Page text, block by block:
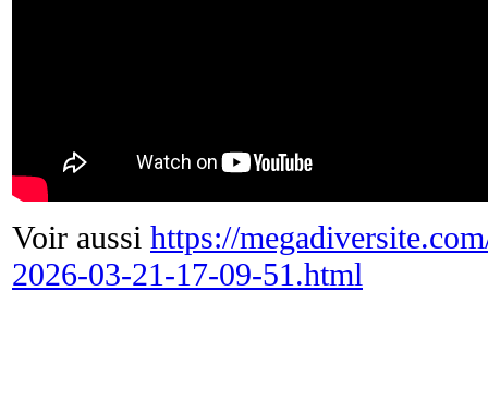
Voir aussi https://
2026-03-21-17-09-51.html